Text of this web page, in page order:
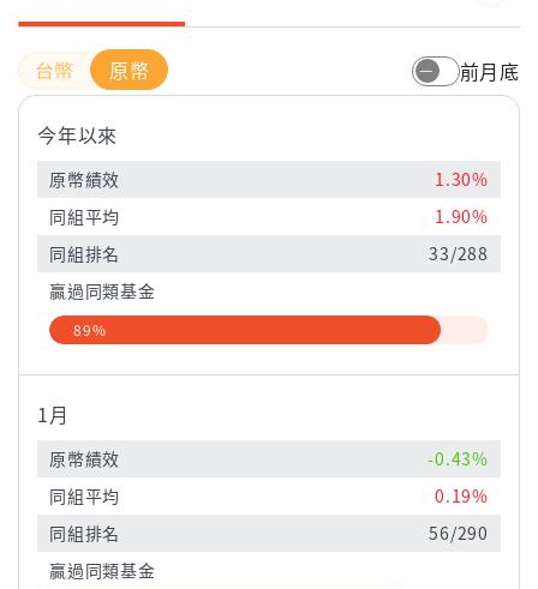
原幣 前月底
今年以來
原幣績效
1.30%
同組平均
1.90%
同組排名
33/288
贏過同類基金
89%
1月
原幣績效
-0.43%
同組平均
0.19%
同組排名
56/290
贏過同類基金